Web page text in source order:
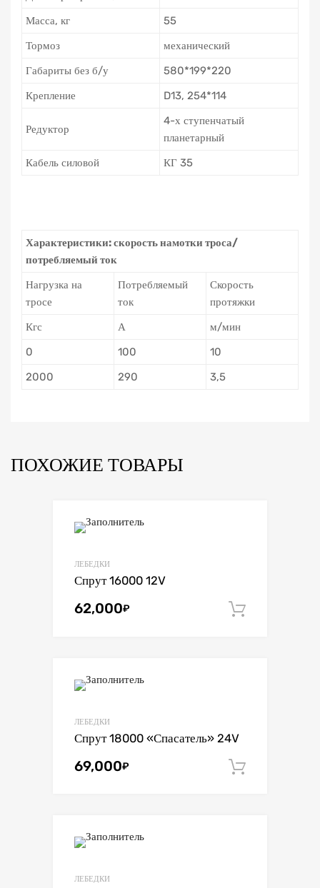
Масса, кг
55
Тормоз
механический
Габариты без б/у
580*199*220
Крепление
D13, 254*114
Редуктор
4-х ступенчатый
планетарный
Кабель силовой
КГ 35
Характеристики: скорость намотки троса/
потребляемый ток
Нагрузка на
тросе
Потребляемый
ток
Скорость
протяжки
Кгс
А
м/мин
0
100
10
2000
290 3,5
ПОХОЖИЕ ТОВАРЫ
ЛЕБЕДКИ
Спрут 16000 12V
62,000₽
ЛЕБЕДКИ
Спрут 18000 «Спасатель» 24V
69,000₽
ЛЕБЕДКИ